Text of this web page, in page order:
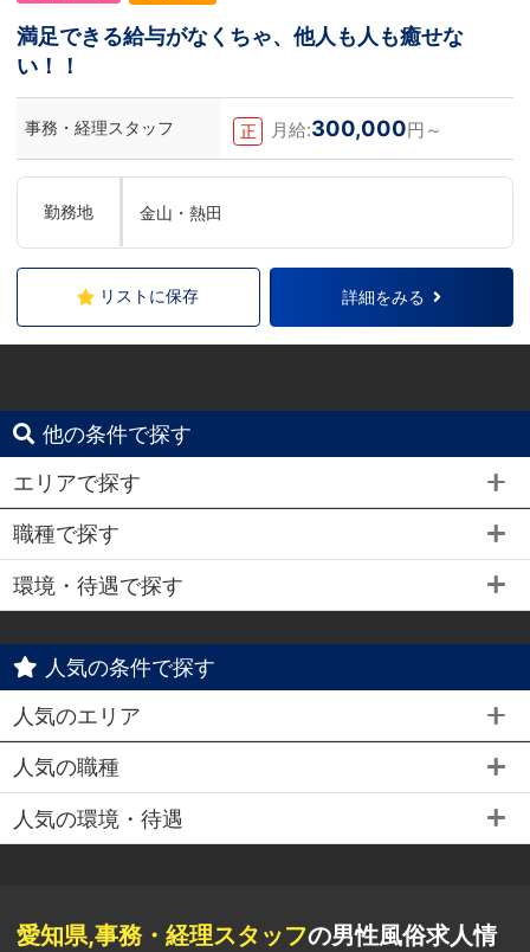
満足できる給与がなくちゃ、他人も人も癒せな
い！！
事務・経理スタッフ 正 月給:300,000円～
勤務地 金山・熱田
リストに保存 詳細をみる
他の条件で探す
エリアで探す
職種で探す
環境・待遇で探す
人気の条件で探す
人気のエリア
人気の職種
人気の環境・待遇
愛知県,事務・経理スタッフの男性風俗求人情